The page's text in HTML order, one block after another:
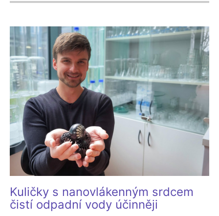
Kuličky s nanovlákenným srdcem
čistí odpadní vody účinněji